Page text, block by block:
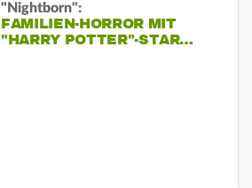
"Nightborn":
FAMILIEN-HORROR MIT
"HARRY POTTER"-STAR…